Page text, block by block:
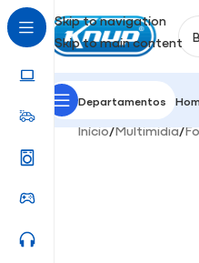
Skip to navigation
Skip to main content
Departamentos
Início/Multimidia/